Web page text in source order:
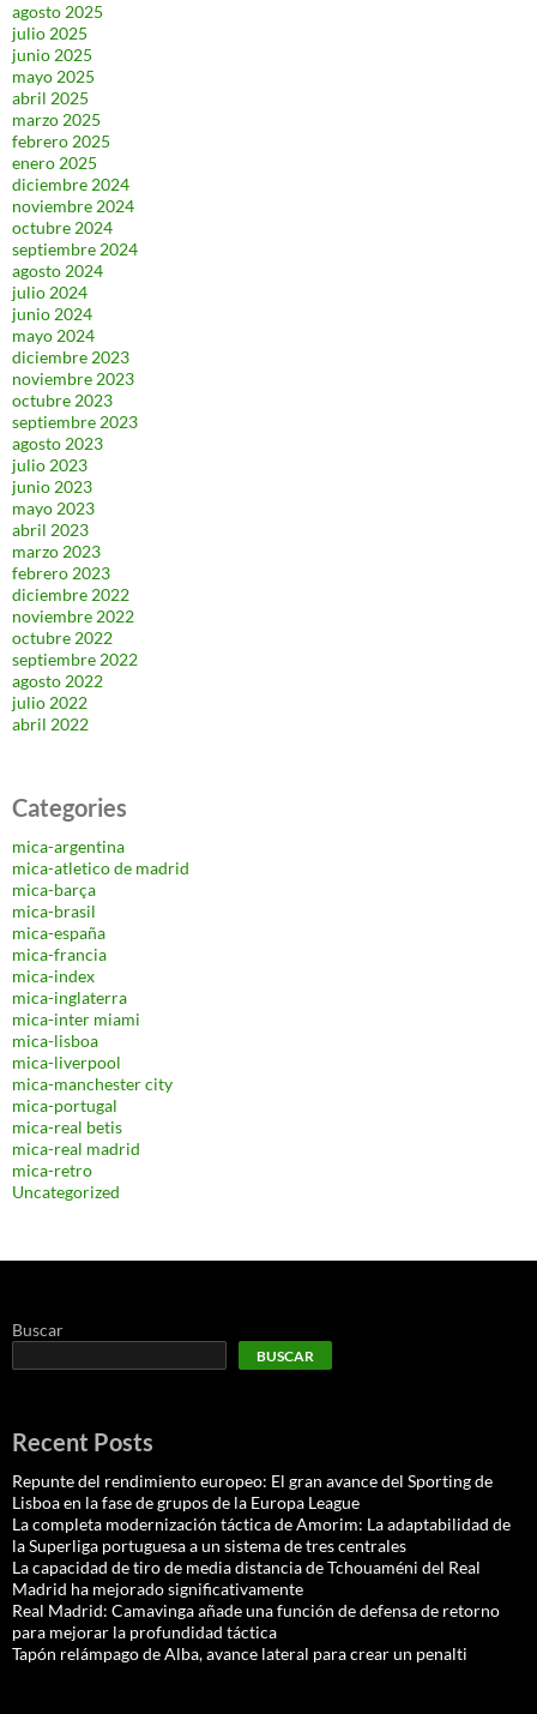
agosto 2025
julio 2025
junio 2025
mayo 2025
abril 2025
marzo 2025
febrero 2025
enero 2025
diciembre 2024
noviembre 2024
octubre 2024
septiembre 2024
agosto 2024
julio 2024
junio 2024
mayo 2024
diciembre 2023
noviembre 2023
octubre 2023
septiembre 2023
agosto 2023
julio 2023
junio 2023
mayo 2023
abril 2023
marzo 2023
febrero 2023
diciembre 2022
noviembre 2022
octubre 2022
septiembre 2022
agosto 2022
julio 2022
abril 2022
Categories
mica-argentina
mica-atletico de madrid
mica-barça
mica-brasil
mica-españa
mica-francia
mica-index
mica-inglaterra
mica-inter miami
mica-lisboa
mica-liverpool
mica-manchester city
mica-portugal
mica-real betis
mica-real madrid
mica-retro
Uncategorized
Buscar
BUSCAR
Recent Posts
Repunte del rendimiento europeo: El gran avance del Sporting de
Lisboa en la fase de grupos de la Europa League
La completa modernización táctica de Amorim: La adaptabilidad de
la Superliga portuguesa a un sistema de tres centrales
La capacidad de tiro de media distancia de Tchouaméni del Real
Madrid ha mejorado significativamente
Real Madrid: Camavinga añade una función de defensa de retorno
para mejorar la profundidad táctica
Tapón relámpago de Alba, avance lateral para crear un penalti